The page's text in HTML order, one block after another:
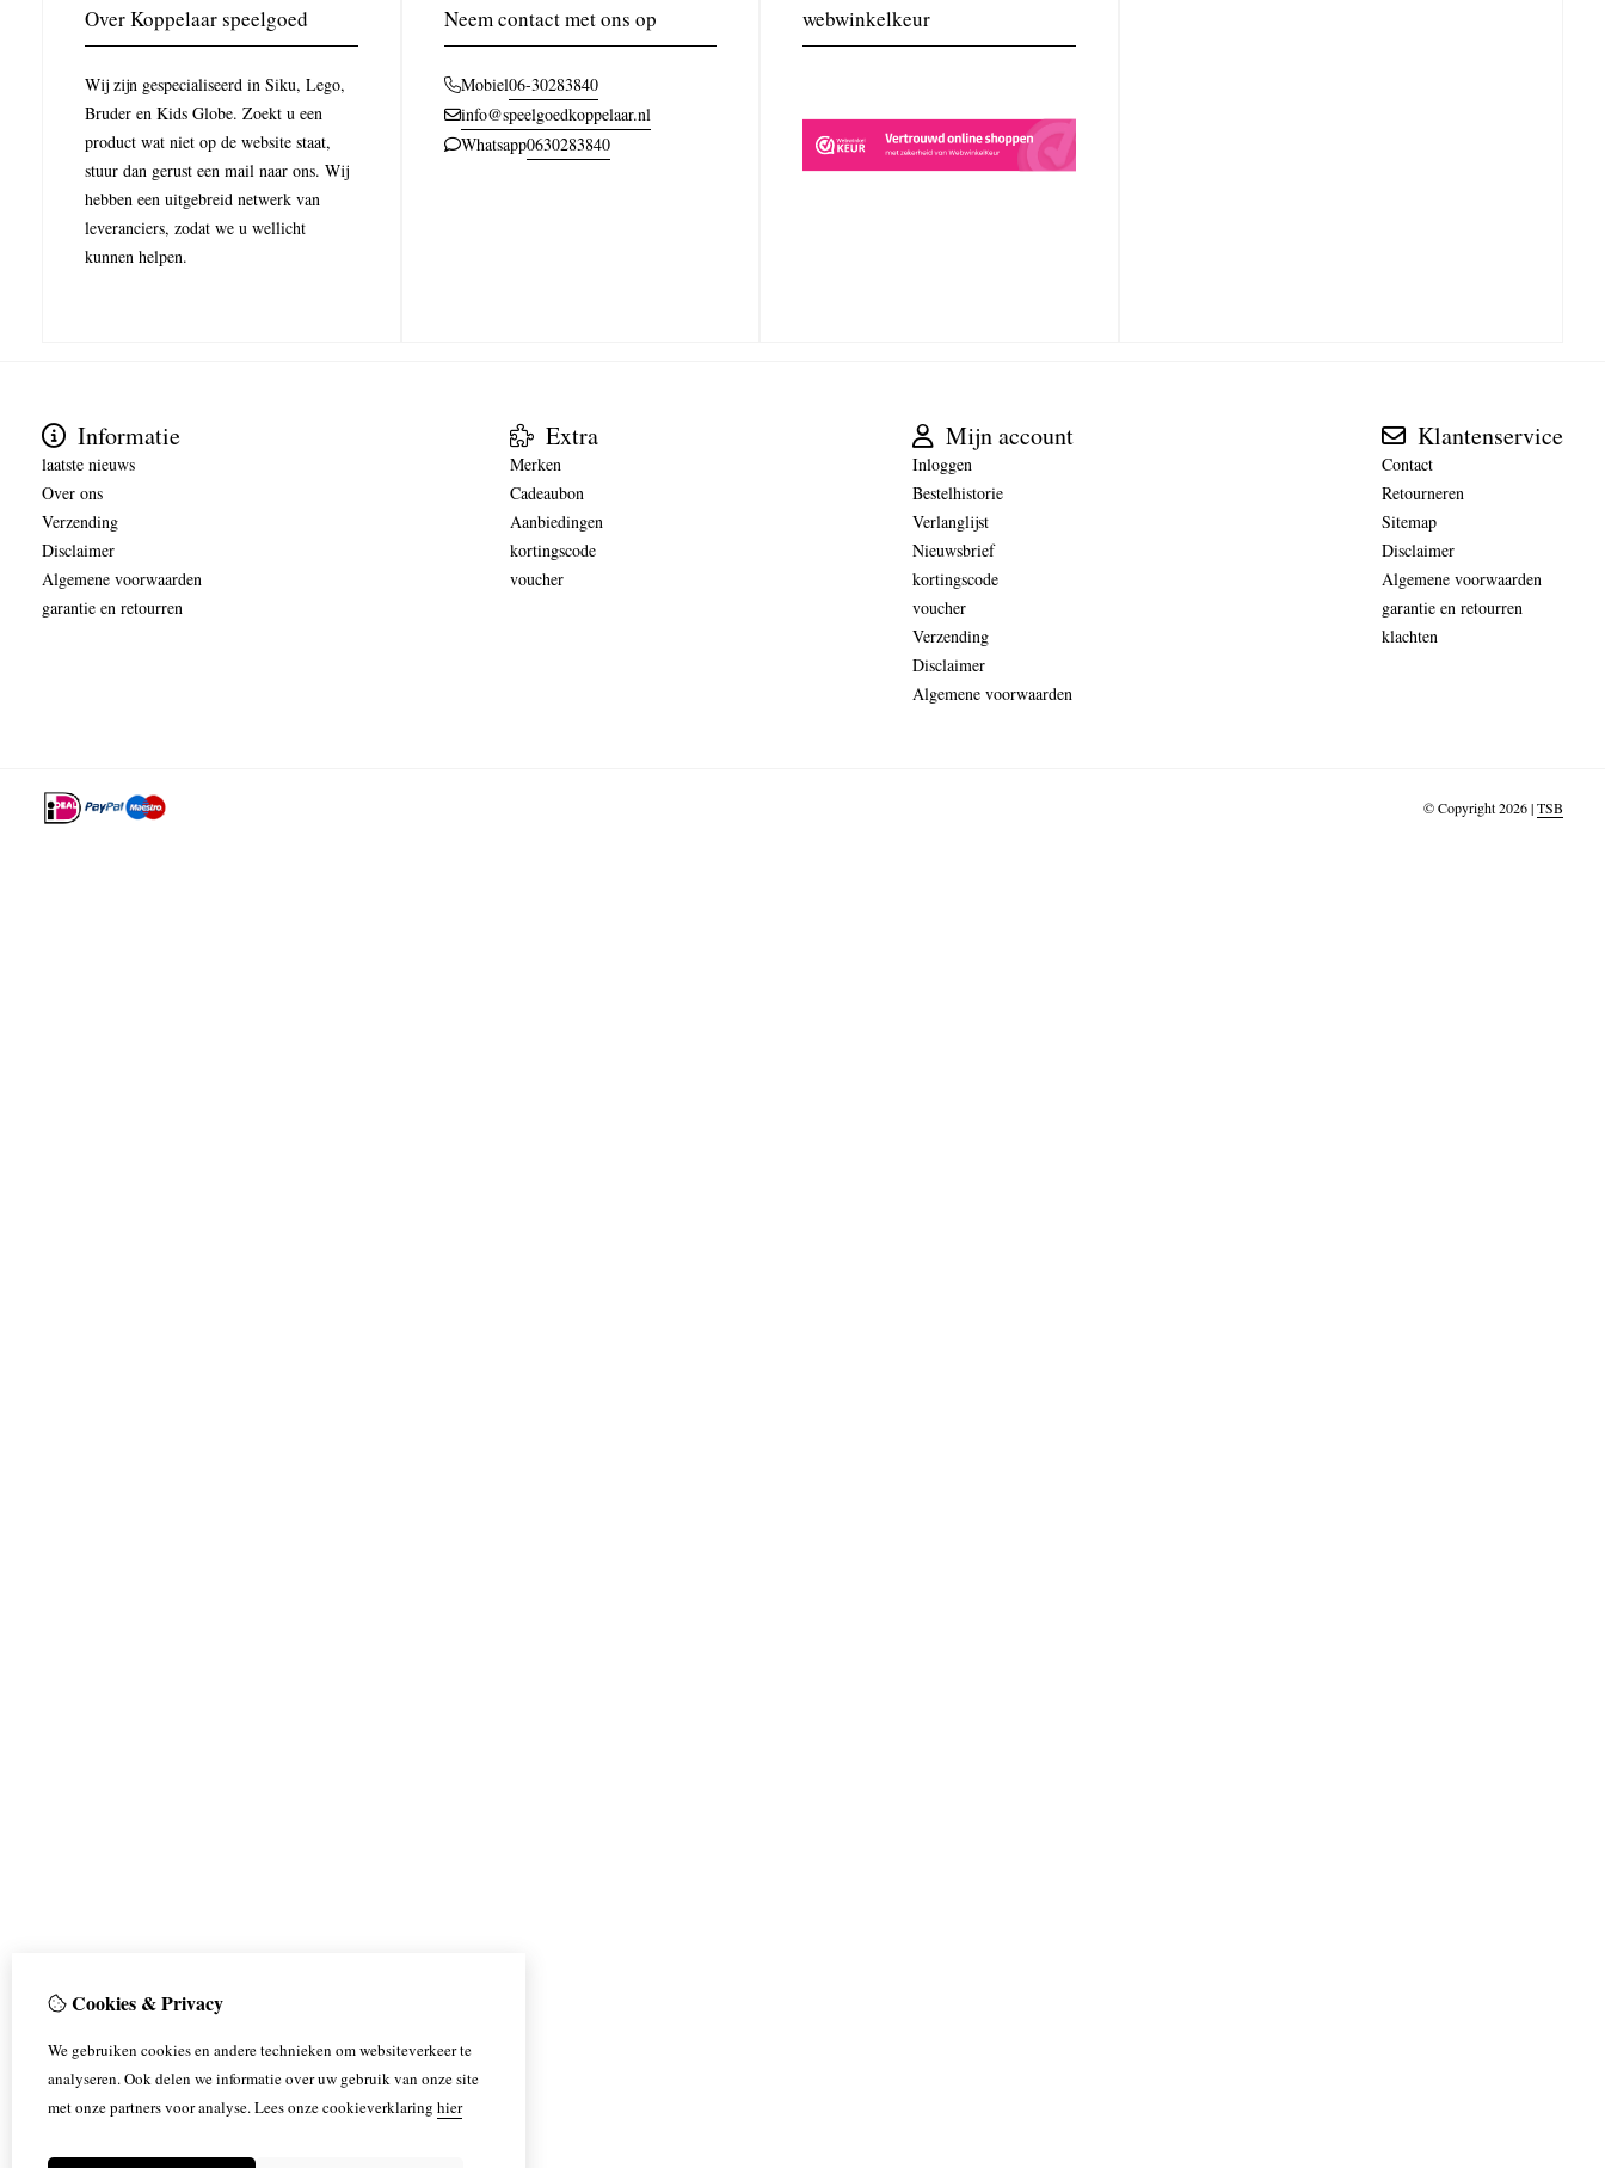
Over Koppelaar speelgoed
Wij zijn gespecialiseerd in Siku, Lego,
Bruder en Kids Globe. Zoekt u een
product wat niet op de website staat,
stuur dan gerust een mail naar ons. Wij
hebben een uitgebreid netwerk van
leveranciers, zodat we u wellicht
kunnen helpen.
Neem contact met ons op
Mobiel06-30283840
info@speelgoedkoppelaar.nl
Whatsapp0630283840
webwinkelkeur
Informatie
laatste nieuws
Over ons
Verzending
Disclaimer
Algemene voorwaarden
garantie en retourren
Extra
Merken
Cadeaubon
Aanbiedingen
kortingscode
voucher
Mijn account
Inloggen
Bestelhistorie
Verlanglijst
Nieuwsbrief
kortingscode
voucher
Verzending
Disclaimer
Algemene voorwaarden
Klantenservice
Contact
Retourneren
Sitemap
Disclaimer
Algemene voorwaarden
garantie en retourren
klachten
© Copyright 2026 |TSB
Cookies & Privacy
We gebruiken cookies en andere technieken om websiteverkeer te
analyseren. Ook delen we informatie over uw gebruik van onze site
met onze partners voor analyse.Lees onze cookieverklaring hier